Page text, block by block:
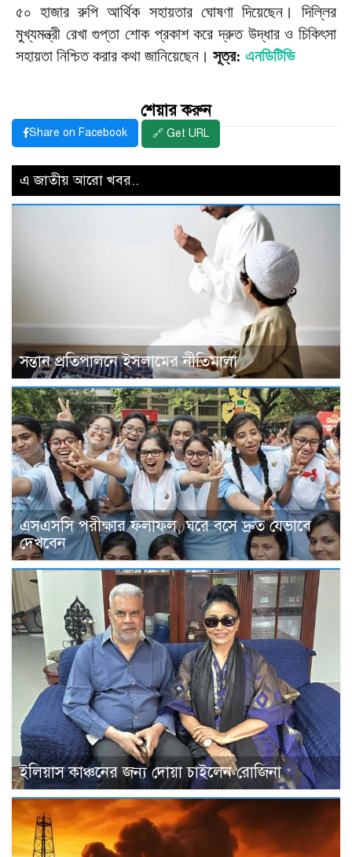
৫০ হাজার রুপি আর্থিক সহায়তার ঘোষণা দিয়েছেন। দিল্লির
মুখ্যমন্ত্রী রেখা গুপ্তা শোক প্রকাশ করে দ্রুত উদ্ধার ও চিকিৎসা
সহায়তা নিশ্চিত করার কথা জানিয়েছেন। সূত্র: এনডিটিভি
শেয়ার করুন
Share on Facebook 🔗 Get URL
এ জাতীয় আরো খবর..
সন্তান প্রতিপালনে ইসলামের নীতিমালা
এসএসসি পরীক্ষার ফলাফল, ঘরে বসে দ্রুত যেভাবে
দেখবেন
ইলিয়াস কাঞ্চনের জন্য দোয়া চাইলেন রোজিনা